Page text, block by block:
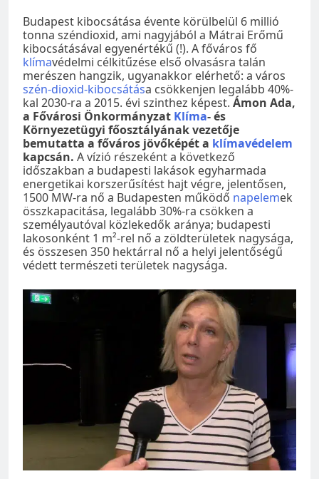
Budapest kibocsátása évente körülbelül 6 millió
tonna széndioxid, ami nagyjából a Mátrai Erőmű
kibocsátásával egyenértékű (!). A főváros fő
klímavédelmi célkitűzése első olvasásra talán
merészen hangzik, ugyanakkor elérhető: a város
szén-dioxid-kibocsátása csökkenjen legalább 40%-
kal 2030-ra a 2015. évi szinthez képest. Ámon Ada,
a Fővárosi Önkormányzat Klíma- és
Környezetügyi főosztályának vezetője
bemutatta a főváros jövőképét a klímavédelem
kapcsán. A vízió részeként a következő
időszakban a budapesti lakások egyharmada
energetikai korszerűsítést hajt végre, jelentősen,
1500 MW-ra nő a Budapesten működő napelemek
összkapacitása, legalább 30%-ra csökken a
személyautóval közlekedők aránya; budapesti
lakosonként 1 m²-rel nő a zöldterületek nagysága,
és összesen 350 hektárral nő a helyi jelentőségű
védett természeti területek nagysága.